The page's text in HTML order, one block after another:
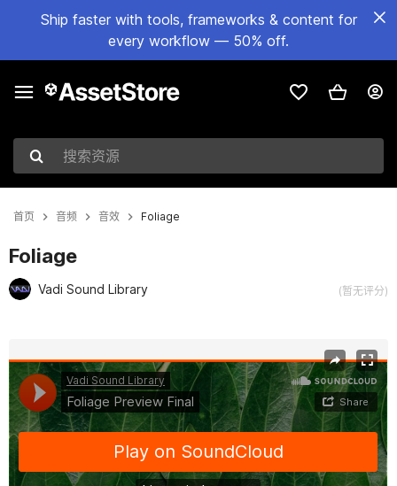
Ship faster with tools, frameworks & content for
every workflow — 50% off.
搜索资源
首页 音频 音效 Foliage
Foliage
Vadi Sound Library (暂无评分)